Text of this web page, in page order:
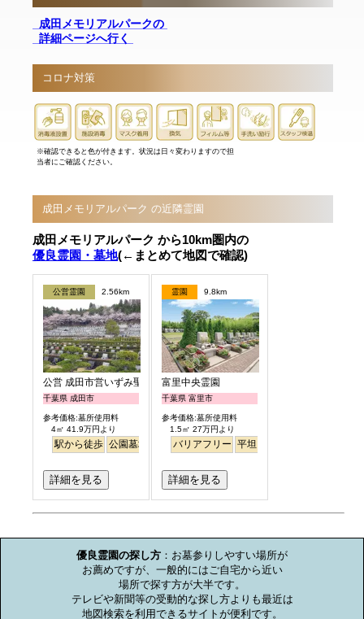
成田メモリアルパークの
詳細ページへ行く
コロナ対策
※確認できると色が付きます。状況は日々変わりますので担
当者にご確認ください。
成田メモリアルパーク の近隣霊園
成田メモリアルパーク から10km圏内の
優良霊園・墓地(←まとめて地図で確認)
公営霊園 2.56km
公営 成田市営いずみ聖地公園
千葉県 成田市
参考価格:墓所使用料
4㎡ 41.9万円より
駅から徒歩 公園墓地
詳細を見る
霊園 9.8km
富里中央霊園
千葉県 富里市
参考価格:墓所使用料
1.5㎡ 27万円より
バリアフリー 平坦
詳細を見る
優良霊園の探し方 ：お墓参りしやすい場所が
お薦めですが、一般的にはご自宅から近い
場所で探す方が大半です。
テレビや新聞等の受動的な探し方よりも最近は
地図検索を利用できるサイトが便利です。